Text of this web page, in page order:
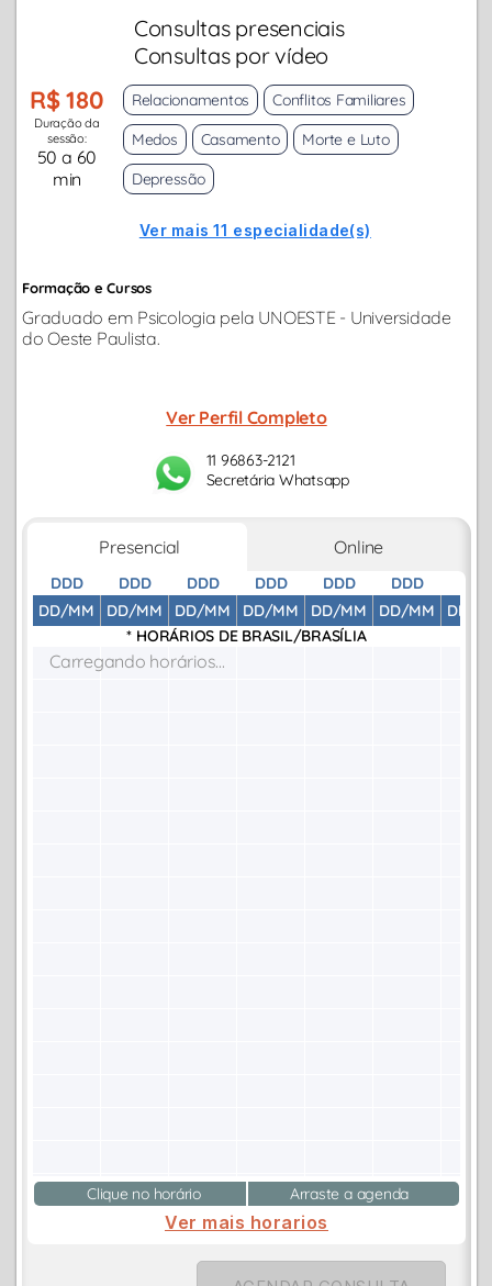
Consultas presenciais
Consultas por vídeo
R$ 180
Duração da
sessão:
50 a 60
min
Relacionamentos
Conflitos Familiares
Medos
Casamento
Morte e Luto
Depressão
Ver mais 11 especialidade(s)
Formação e Cursos
Graduado em Psicologia pela UNOESTE - Universidade
do Oeste Paulista.
Ver Perfil Completo
11 96863-2121
Secretária Whatsapp
Presencial Online
DDD
DD/MM
DDD
DD/MM
DDD
DD/MM
DDD
DD/MM
DDD
DD/MM
DDD
DD/MM
DD/
* HORÁRIOS DE BRASIL/BRASÍLIA
Carregando horários...
Clique no horário Arraste a agenda
Ver mais horarios